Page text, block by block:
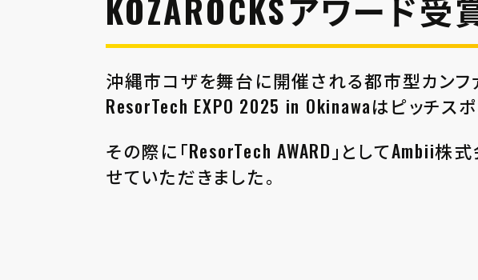
KOZAROCKSアワード
沖縄市コザを舞台に開催される都市型カンファ
ResorTech EXPO 2025 in Okinawaはピッチス
その際に「ResorTech AWARD」としてAmbii
せていただきました。